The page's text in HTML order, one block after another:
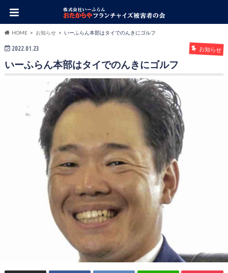
HOME お知らせ いーふらん本部はタイでのんきにゴルフ
2022.01.23 お知らせ
いーふらん本部はタイでのんきにゴルフ